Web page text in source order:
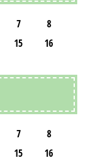
7
8
15 16
7
8
15
16